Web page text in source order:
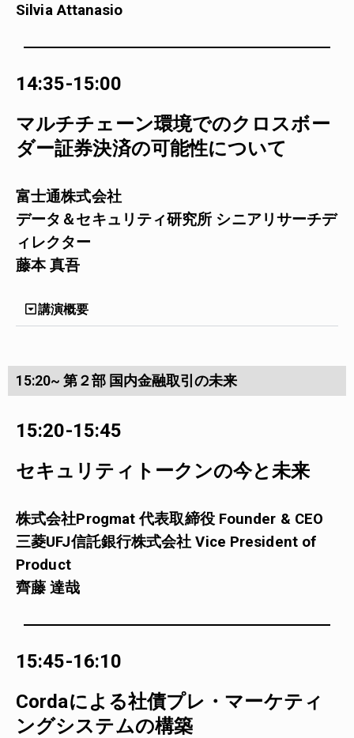
Silvia Attanasio
14:35-15:00
マルチチェーン環境でのクロスボー
ダー証券決済の可能性について
富士通株式会社
データ＆セキュリティ研究所 シニアリサーチデ
ィレクター
藤本 真吾
講演概要
15:20~ 第２部 国内金融取引の未来
15:20-15:45
セキュリティトークンの今と未来
株式会社Progmat 代表取締役 Founder & CEO
三菱UFJ信託銀行株式会社 Vice President of
Product
齊藤 達哉
15:45-16:10
Cordaによる社債プレ・マーケティ
ングシステムの構築